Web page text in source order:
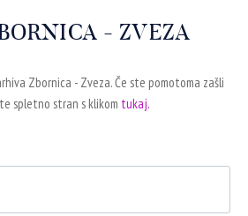
- ZVEZA
Zbornica - Zveza. Če ste pomotoma zašli
spletno stran s klikom tukaj.